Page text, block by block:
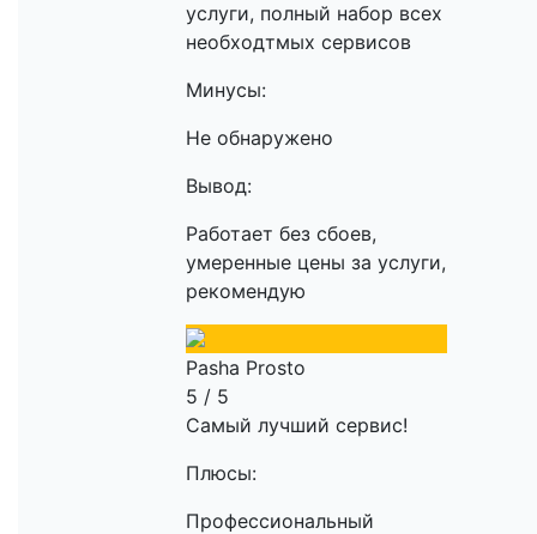
услуги, полный набор всех
необходтмых сервисов
Минусы:
Не обнаружено
Вывод:
Работает без сбоев,
умеренные цены за услуги,
рекомендую
Pasha Prosto
5 / 5
Самый лучший сервис!
Плюсы:
Профессиональный